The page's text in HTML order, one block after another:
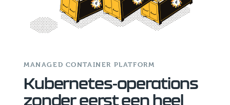
MANAGED CONTAINER PLATFORM
Kubernetes-operations
zonder eerst een heel